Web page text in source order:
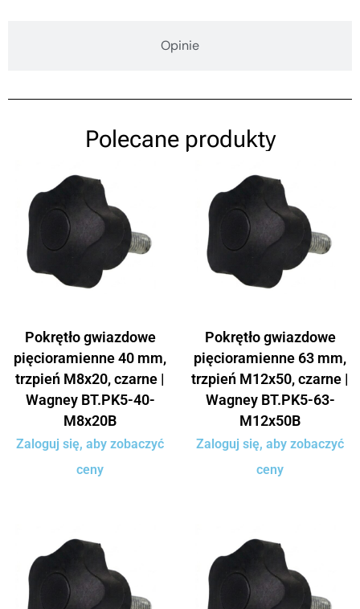
Opinie
Polecane produkty
Pokrętło gwiazdowe
pięcioramienne 40 mm,
trzpień M8x20, czarne |
Wagney BT.PK5-40-
M8x20B
Zaloguj się, aby zobaczyć
ceny
Pokrętło gwiazdowe
pięcioramienne 63 mm,
trzpień M12x50, czarne |
Wagney BT.PK5-63-
M12x50B
Zaloguj się, aby zobaczyć
ceny